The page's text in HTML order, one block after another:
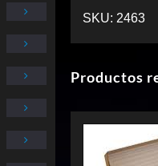
SKU: 2463
Productos